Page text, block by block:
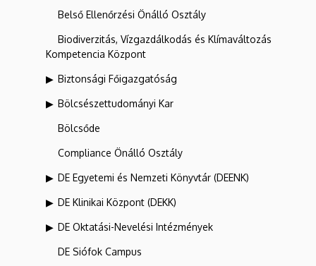
Belső Ellenőrzési Önálló Osztály
Biodiverzitás, Vízgazdálkodás és Klímaváltozás
Kompetencia Központ
Biztonsági Főigazgatóság
Bölcsészettudományi Kar
Bölcsőde
Compliance Önálló Osztály
DE Egyetemi és Nemzeti Könyvtár (DEENK)
DE Klinikai Központ (DEKK)
DE Oktatási-Nevelési Intézmények
DE Siófok Campus